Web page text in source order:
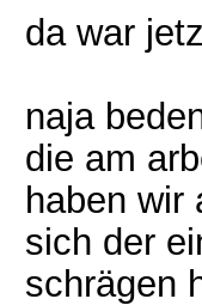
da war
naja
die am
haben wir
sich der
schrägen